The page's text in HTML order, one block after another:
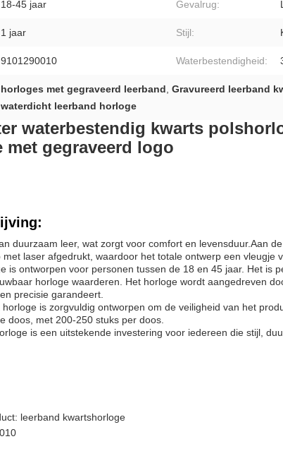
18-45 jaar Gevalrug:
1 jaar Stijl:
9101290010 Waterbestendigheid:
horloges met gegraveerd leerband, Gravureerd leerband
waterdicht leerband horloge
waterbestendig kwarts
met gegraveerd logo
duurzaam leer, wat zorgt voor comfort en levensduur.Aan
laser afgedrukt, waardoor het totale ontwerp een vleugje
is ontworpen voor personen tussen de 18 en 45 jaar. Het is
horloge waarderen. Het horloge wordt aangedreven
precisie garandeert.
is zorgvuldig ontworpen om de veiligheid van het
doos, met 200-250 stuks per doos.
is een uitstekende investering voor iedereen die stijl,
leerband kwartshorloge